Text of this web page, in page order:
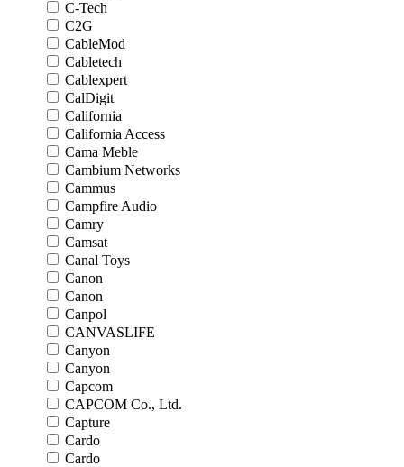
C-Tech
C2G
CableMod
Cabletech
Cablexpert
CalDigit
California
California Access
Cama Meble
Cambium Networks
Cammus
Campfire Audio
Camry
Camsat
Canal Toys
Canon
Canon
Canpol
CANVASLIFE
Canyon
Canyon
Capcom
CAPCOM Co., Ltd.
Capture
Cardo
Cardo